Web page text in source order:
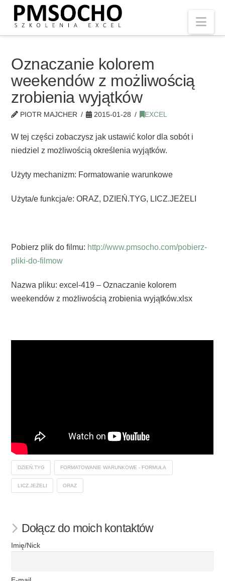
Oznaczanie kolorem
weekendów z możliwością
zrobienia wyjątków
PIOTR MAJCHER 2015-01-28 EXCEL
W tej części zobaczysz jak ustawić kolor dla sobót i
niedziel z możliwością określenia wyjątków.
Użyty mechanizm: Formatowanie warunkowe
Użyta/e funkcja/e: ORAZ, DZIEŃ.TYG, LICZ.JEŻELI
Pobierz plik do filmu: http://www.pmsocho.com/pobierz-
pliki-do-filmow
Nazwa pliku: excel-419 – Oznaczanie kolorem
weekendów z możliwością zrobienia wyjątków.xlsx
DZIEŃ.TYG FORMATOWANIE WARUNKOWE - FORMUŁA
LICZ.JEŻELI ORAZ
Dołącz do moich kontaktów
Imię/Nick